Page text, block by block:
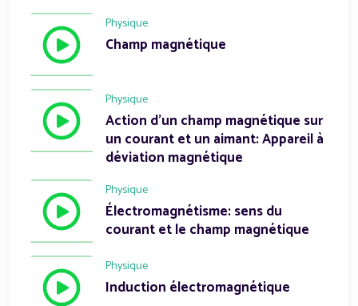
Physique
Champ magnétique
Physique
Action d'un champ magnétique sur
un courant et un aimant: Appareil à
déviation magnétique
Physique
Électromagnétisme: sens du
courant et le champ magnétique
Physique
Induction électromagnétique